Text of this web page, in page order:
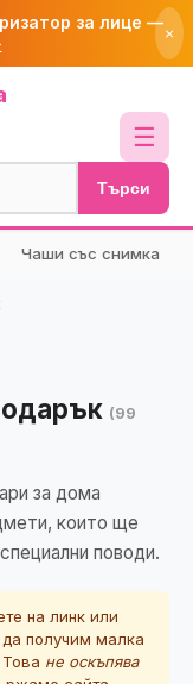
за лице —
×
☰
Търси
Чаши със снимка
(99
за дома
които ще
поводи.
на линк или
получим малка
не оскъпява